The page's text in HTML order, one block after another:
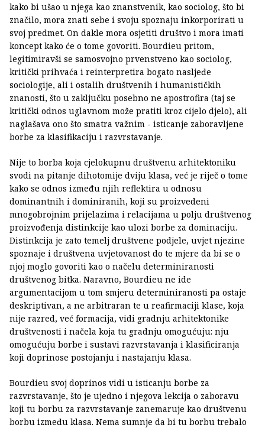
kako bi ušao u njega kao znanstvenik, kao sociolog, što bi
značilo, mora znati sebe i svoju spoznaju inkorporirati u
svoj predmet. On dakle mora osjetiti društvo i mora imati
koncept kako će o tome govoriti. Bourdieu pritom,
legitimiravši se samosvojno prvenstveno kao sociolog,
kritički prihvaća i reinterpretira bogato nasljeđe
sociologije, ali i ostalih društvenih i humanističkih
znanosti, što u zaključku posebno ne apostrofira (taj se
kritički odnos uglavnom može pratiti kroz cijelo djelo), ali
naglašava ono što smatra važnim - isticanje zaboravljene
borbe za klasifikaciju i razvrstavanje.
Nije to borba koja cjelokupnu društvenu arhitektoniku
svodi na pitanje dihotomije dviju klasa, već je riječ o tome
kako se odnos između njih reflektira u odnosu
dominantnih i dominiranih, koji su proizvedeni
mnogobrojnim prijelazima i relacijama u polju društvenog
proizvođenja distinkcije kao ulozi borbe za dominaciju.
Distinkcija je zato temelj društvene podjele, uvjet njezine
spoznaje i društvena uvjetovanost do te mjere da bi se o
njoj moglo govoriti kao o načelu determiniranosti
društvenog bitka. Naravno, Bourdieu ne ide
argumentacijom u tom smjeru determiniranosti pa ostaje
deskriptivan, a ne arbitraran te u reafirmaciji klase, koja
nije razred, već formacija, vidi gradnju arhitektonike
društvenosti i načela koja tu gradnju omogućuju: nju
omogućuju borbe i sustavi razvrstavanja i klasificiranja
koji doprinose postojanju i nastajanju klasa.
Bourdieu svoj doprinos vidi u isticanju borbe za
razvrstavanje, što je ujedno i njegova lekcija o zaboravu
koji tu borbu za razvrstavanje zanemaruje kao društvenu
borbu između klasa. Nema sumnje da bi tu borbu trebalo